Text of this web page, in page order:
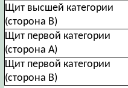
Щит высшей категории
(сторона В)
Щит первой категории
(сторона А)
Щит первой категории
(сторона В)